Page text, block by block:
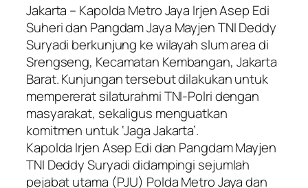
Jakarta – Kapolda Metro Jaya Irjen Asep Edi
Suheri dan Pangdam Jaya Mayjen TNI Deddy
Suryadi berkunjung ke wilayah slum area di
Srengseng, Kecamatan Kembangan, Jakarta
Barat. Kunjungan tersebut dilakukan untuk
mempererat silaturahmi TNI-Polri dengan
masyarakat, sekaligus menguatkan
komitmen untuk ‘Jaga Jakarta’.
Kapolda Irjen Asep Edi dan Pangdam Mayjen
TNI Deddy Suryadi didampingi sejumlah
pejabat utama (PJU) Polda Metro Jaya dan